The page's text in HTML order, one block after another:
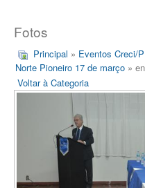
Fotos
Principal » Eventos Creci/
Norte Pioneiro 17 de março »
Voltar à Categoria